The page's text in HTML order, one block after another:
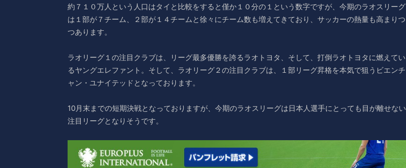
約７１０万人という人口はタイと比較をすると僅か１０分の１という数字ですが、今期のラオスリーグ
は１部が７チーム、２部が１４チームと徐々にチーム数も増えてきており、サッカーの熱量も高まりつ
つあります。
ラオリーグ１の注目クラブは、リーグ最多優勝を誇るラオトヨタ、そして、打倒ラオトヨタに燃えてい
るヤングエレファント。そして、ラオリーグ２の注目クラブは、１部リーグ昇格を本気で狙うビエンチ
ャン・ユナイテッドとなっております。
10月末までの短期決戦となっておりますが、今期のラオスリーグは日本人選手にとっても目が離せない
注目リーグとなりそうです。